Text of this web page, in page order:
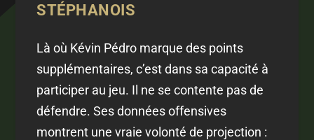
STÉPHANOIS
Là où Kévin Pédro marque des points
supplémentaires, c’est dans sa capacité à
participer au jeu. Il ne se contente pas de
défendre. Ses données offensives
montrent une vraie volonté de projection :